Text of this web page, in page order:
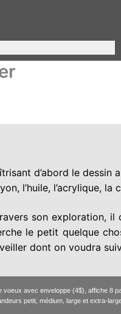
d’abord le dessin
l’huile, l’acrylique, la
son exploration, il
le petit quelque
dont on voudra
voeux avec enveloppe (4$), affiche 8
petit, médium, large et extra-